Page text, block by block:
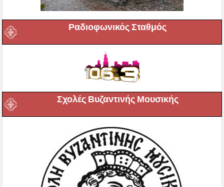
Ραδιοφωνικός Σταθμός
Σχολές Βυζαντινής Μουσικής